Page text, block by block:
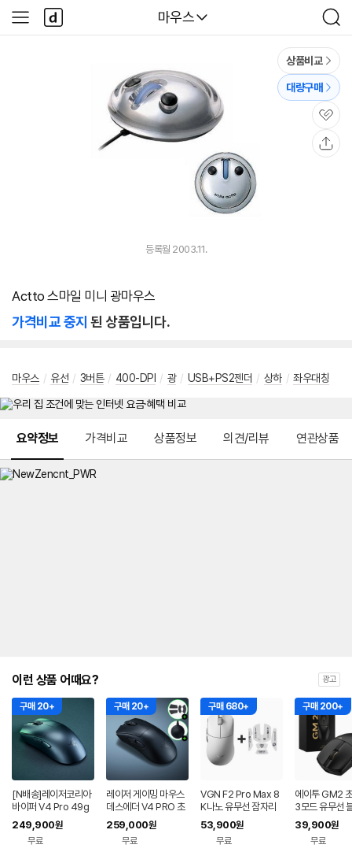
다나와
마우스
검
색
사
이
다
나
와
상품비교
대량구매
관
심
등록월 2003.11.
Actto 스마일 미니 광마우스
가격비교 중지 된 상품입니다.
마우스 / 유선 / 3버튼 / 400-DPI / 광 / USB+PS2젠더 / 상하 / 좌우대칭
요약정보 가격비교 상품정보 의견/리뷰 연관상품
이런 상품 어때요? 광고
구매 20+
[N배송]레이저코리아
바이퍼 V4 Pro 49g
초경량 무선 게이밍 마
우스 바브사 [오늘주문
내일도착]
249,900원
무료
구매 20+
레이저 게이밍 마우스
데스에더 V4 PRO 초
경량 FPS 프로 무선 마
우스
259,000원
무료
구매 680+
VGN F2 Pro Max 8
K나노 유무선 잠자리
게이밍 마우스 화이트
53,900원
무료
구매 200+
에이투 GM2
3모드 유무선
스 게이밍 마우
북 컴퓨터 FPS
39,900원
무료